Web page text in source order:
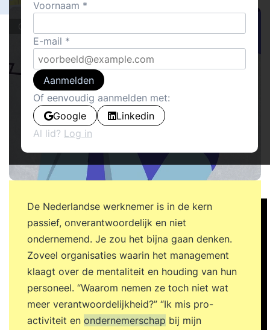
Columns
De Nederlandse werknemer is in de kern
passief, onverantwoordelijk en niet
ondernemend. Je zou het bijna gaan denken.
Zoveel organisaties waarin het management
klaagt over de mentaliteit en houding van hun
personeel. “Waarom nemen ze toch niet wat
meer verantwoordelijkheid?” “Ik mis pro-
activiteit en ondernemerschap bij mijn
Voornaam
E-mail
Aanmelden
Of eenvoudig aanmelden met:
Google
Linkedin
Al lid? Log in